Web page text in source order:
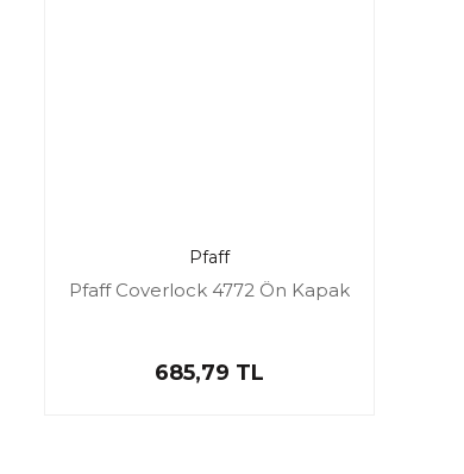
Pfaff
Pfaff Coverlock 4772 Ön Kapak
685,79 TL